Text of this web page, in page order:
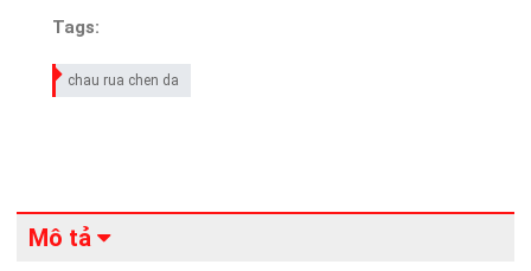
Tags:
chau rua chen da
Mô tả